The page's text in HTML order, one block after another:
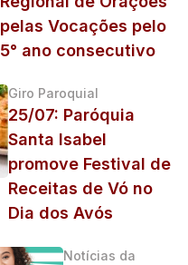
pelas Vocações pelo
5° ano consecutivo
Giro Paroquial
25/07: Paróquia
Santa Isabel
promove Festival de
Receitas de Vó no
Dia dos Avós
Notícias da